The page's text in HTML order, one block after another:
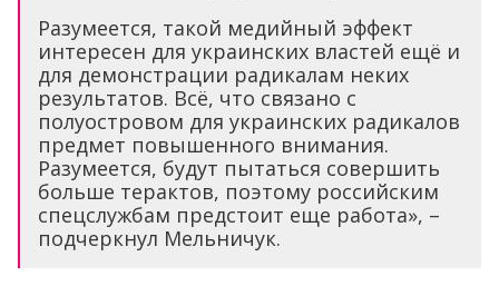
Разумеется, такой медийный эффект
интересен для украинских властей ещё и
для демонстрации радикалам неких
результатов. Всё, что связано с
полуостровом для украинских радикалов
предмет повышенного внимания.
Разумеется, будут пытаться совершить
больше терактов, поэтому российским
спецслужбам предстоит еще работа», –
подчеркнул Мельничук.